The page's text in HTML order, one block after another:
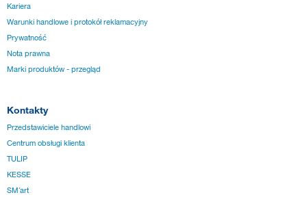
Kariera
Warunki handlowe i protokół reklamacyjny
Prywatność
Nota prawna
Marki produktów - przegląd
Kontakty
Przedstawiciele handlowi
Centrum obsługi klienta
TULIP
KESSE
SM´art